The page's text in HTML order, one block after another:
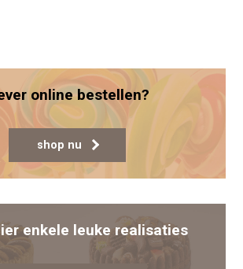
online bestellen?
shop nu
enkele leuke realisaties